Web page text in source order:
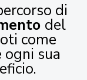
di
del
come
sua